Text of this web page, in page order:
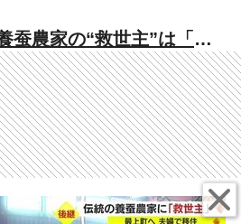
蚕農家の“救世主”は「移
伝統を次の世代へ…続く
】